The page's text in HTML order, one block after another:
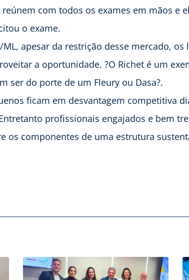
com todos os exames em mãos e
o exame.
ML, apesar da restrição desse mercado,
a oportunidade. ?O Richet é um
ser do porte de um Fleury ou Dasa?.
ficam em desvantagem competitiva
profissionais engajados e bem
os componentes de uma estrutura